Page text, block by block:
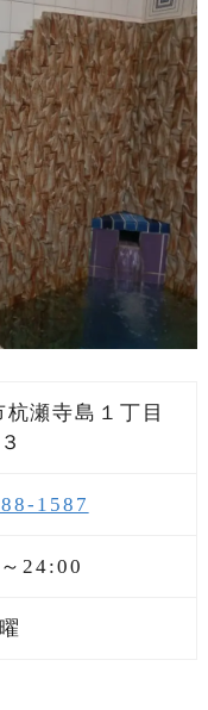
杭瀬寺島１丁目
1587
24:00